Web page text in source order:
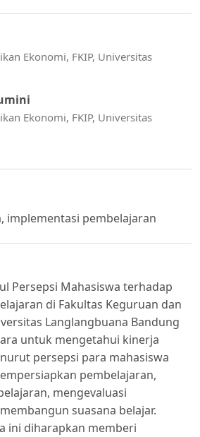
Ekonomi, FKIP, Universitas
Ekonomi, FKIP, Universitas
implementasi pembelajaran
Persepsi Mahasiswa terhadap
di Fakultas Keguruan dan
Langlangbuana Bandung
untuk mengetahui kinerja
persepsi para mahasiswa
pembelajaran,
mengevaluasi
suasana belajar.
ini diharapkan memberi